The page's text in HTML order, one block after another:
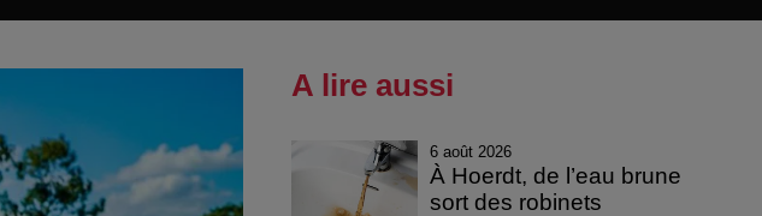
A lire aussi
6 août 2026
À Hoerdt, de l’eau brune
sort des robinets